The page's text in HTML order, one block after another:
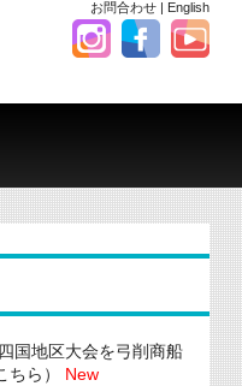
お問合わせ | English
国地区大会を弓削商船
ちら） New